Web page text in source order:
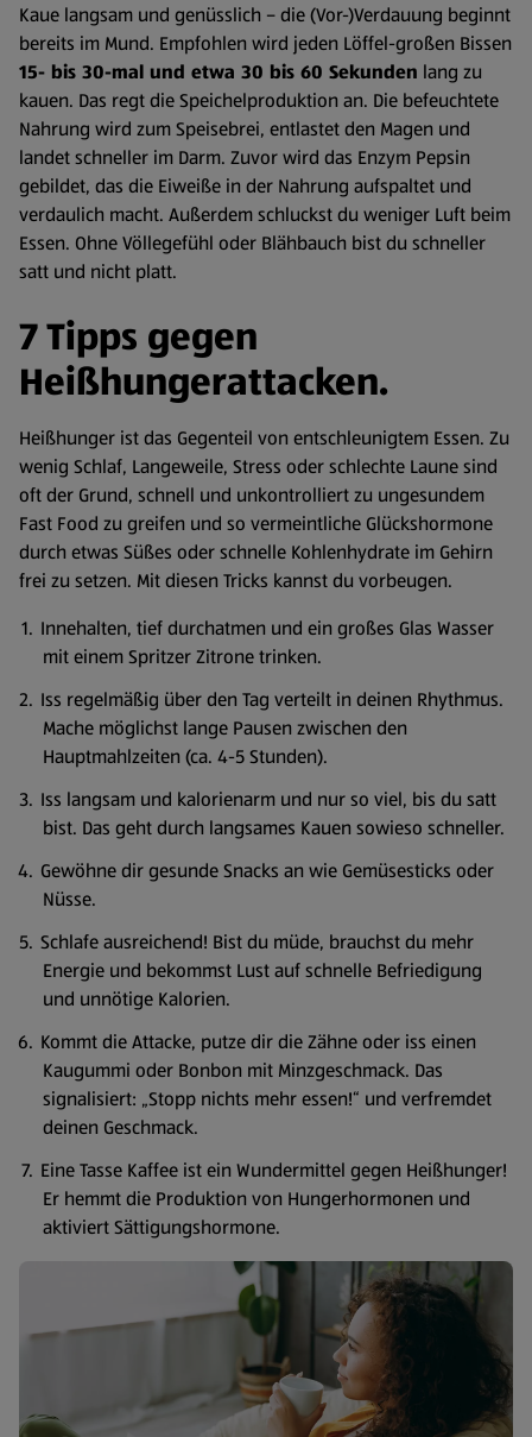
Kaue langsam und genüsslich – die (Vor-)Verdauung beginnt
bereits im Mund. Empfohlen wird jeden Löffel-großen Bissen
15- bis 30-mal und etwa 30 bis 60 Sekunden lang zu
kauen. Das regt die Speichelproduktion an. Die befeuchtete
Nahrung wird zum Speisebrei, entlastet den Magen und
landet schneller im Darm. Zuvor wird das Enzym Pepsin
gebildet, das die Eiweiße in der Nahrung aufspaltet und
verdaulich macht. Außerdem schluckst du weniger Luft beim
Essen. Ohne Völlegefühl oder Blähbauch bist du schneller
satt und nicht platt.
7 Tipps gegen
Heißhungerattacken.
Heißhunger ist das Gegenteil von entschleunigtem Essen. Zu
wenig Schlaf, Langeweile, Stress oder schlechte Laune sind
oft der Grund, schnell und unkontrolliert zu ungesundem
Fast Food zu greifen und so vermeintliche Glückshormone
durch etwas Süßes oder schnelle Kohlenhydrate im Gehirn
frei zu setzen. Mit diesen Tricks kannst du vorbeugen.
Innehalten, tief durchatmen und ein großes Glas Wasser
mit einem Spritzer Zitrone trinken.
Iss regelmäßig über den Tag verteilt in deinen Rhythmus.
Mache möglichst lange Pausen zwischen den
Hauptmahlzeiten (ca. 4-5 Stunden).
Iss langsam und kalorienarm und nur so viel, bis du satt
bist. Das geht durch langsames Kauen sowieso schneller.
Gewöhne dir gesunde Snacks an wie Gemüsesticks oder
Nüsse.
Schlafe ausreichend! Bist du müde, brauchst du mehr
Energie und bekommst Lust auf schnelle Befriedigung
und unnötige Kalorien.
Kommt die Attacke, putze dir die Zähne oder iss einen
Kaugummi oder Bonbon mit Minzgeschmack. Das
signalisiert: „Stopp nichts mehr essen!“ und verfremdet
deinen Geschmack.
Eine Tasse Kaffee ist ein Wundermittel gegen Heißhunger!
Er hemmt die Produktion von Hungerhormonen und
aktiviert Sättigungshormone.